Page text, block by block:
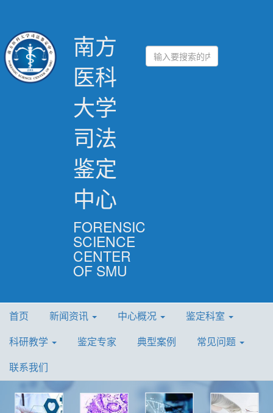
南方
医科
大学
司法
鉴定
中心
FORENSIC
SCIENCE
CENTER
OF SMU
首页 新闻资讯 中心概况
鉴定科室
科研教学
鉴定专家 典型案例
常见问题
联系我们